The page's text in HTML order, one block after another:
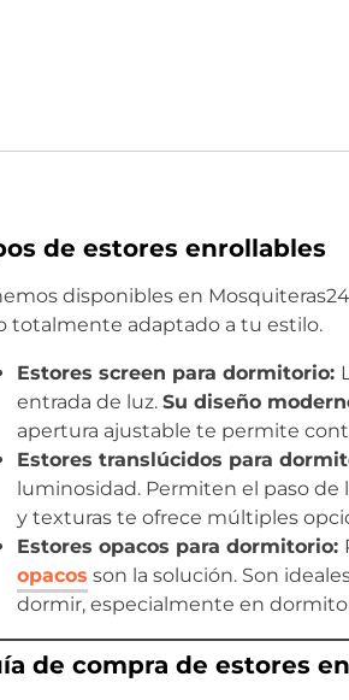
de estores enrollables
disponibles en
totalmente adaptado a tu estilo.
Estores screen para dormitorio:
entrada de luz. Su diseño
apertura ajustable te permite
Estores translúcidos para
luminosidad. Permiten el paso de
y texturas te ofrece múltiples
Estores opacos para dormitorio:
opacos son la solución. Son
dormir, especialmente en
de compra de estores